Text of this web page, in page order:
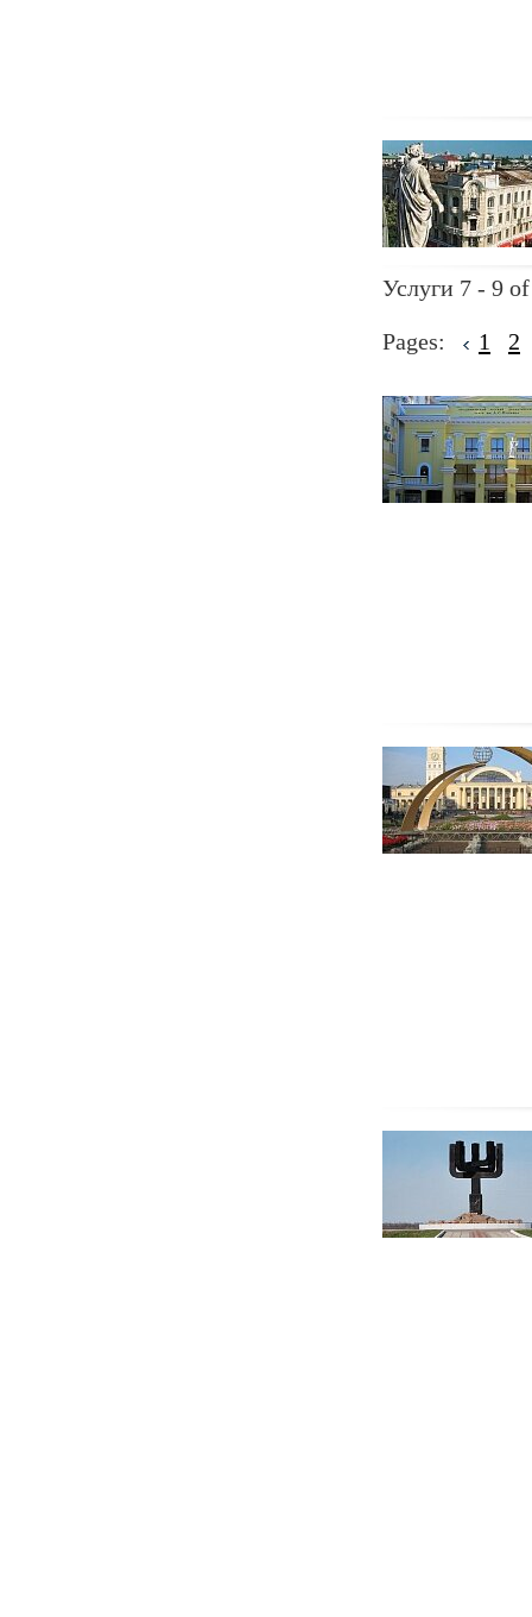
Услуги 7 - 9
Pages: 1 2